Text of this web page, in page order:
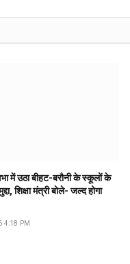
में उठा बीहट-बरौनी के स्कूलों के
शिक्षा मंत्री बोले- जल्द होगा
4:18 PM